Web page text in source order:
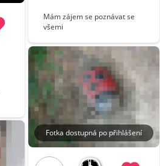
Mám zájem se poznávat se
všemi
Fotka dostupná po přihlášení